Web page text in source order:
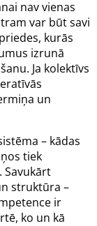
nav vienas
var būt savi
kurās
izrunā
Ja kolektīvs
un
– kādas
tiek
struktūra –
ir
ko un kā